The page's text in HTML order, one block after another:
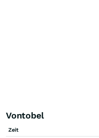
Vontobel
Zeit